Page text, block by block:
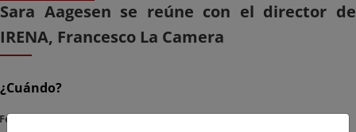
Sara Aagesen se reúne con el director de
IRENA, Francesco La Camera
¿Cuándo?
Fecha Inicio
Hora